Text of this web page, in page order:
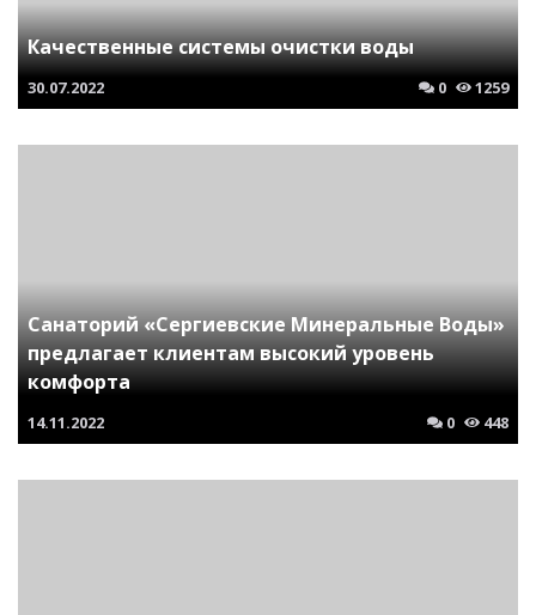
Качественные системы очистки воды
30.07.2022 0 1259
Санаторий «Сергиевские Минеральные Воды»
предлагает клиентам высокий уровень
комфорта
14.11.2022 0 448